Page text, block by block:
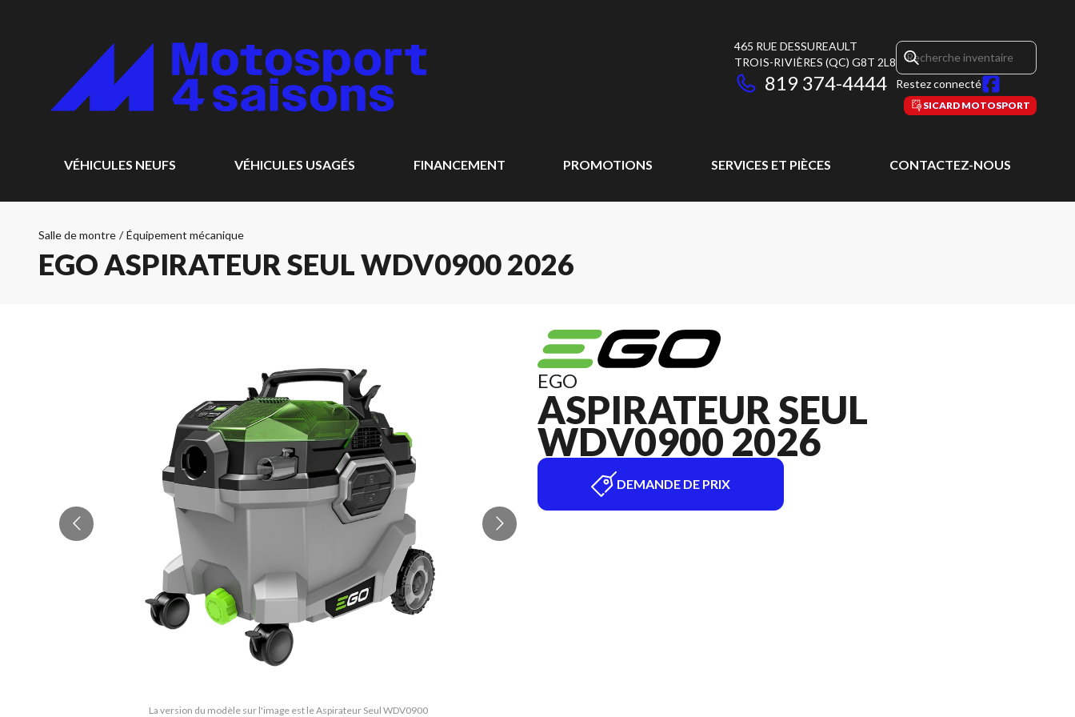
465 RUE DESSUREAULT
TROIS-RIVIÈRES (QC) G8T 2L8
819 374-4444 Restez connecté
SICARD MOTOSPORT
VÉHICULES NEUFS VÉHICULES USAGÉS FINANCEMENT PROMOTIONS SERVICES ET PIÈCES CONTACTEZ-NOUS
Salle de montre / Équipement mécanique
EGO ASPIRATEUR SEUL WDV0900 2026
La version du modèle sur l'image est le Aspirateur Seul WDV0900
EGO
ASPIRATEUR SEUL
WDV0900 2026
DEMANDE DE PRIX